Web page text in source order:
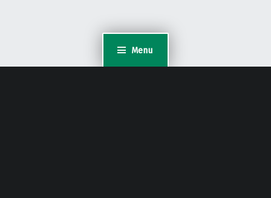
Menu